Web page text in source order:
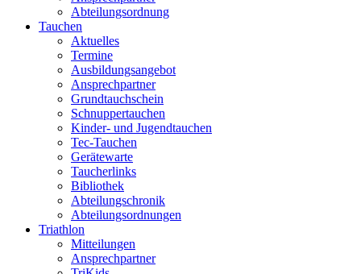
Abteilungsordnung
Tauchen
Aktuelles
Termine
Ausbildungsangebot
Ansprechpartner
Grundtauchschein
Schnuppertauchen
Kinder- und Jugendtauchen
Tec-Tauchen
Gerätewarte
Taucherlinks
Bibliothek
Abteilungschronik
Abteilungsordnungen
Triathlon
Mitteilungen
Ansprechpartner